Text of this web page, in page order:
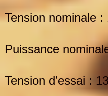
Tension nominale :
Puissance
Tension d’essai :